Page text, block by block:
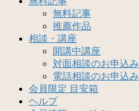
無料記事
推薦作品
相談・講座
開講中講座
対面相談のお申込み
電話相談のお申込み
会員限定 目安箱
ヘルプ